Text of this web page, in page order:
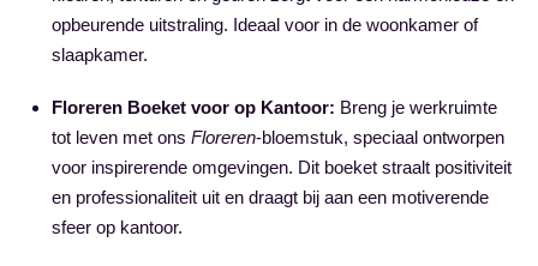
opbeurende uitstraling. Ideaal voor in de woonkamer of
slaapkamer.
Floreren Boeket voor op Kantoor: Breng je werkruimte
tot leven met onsFloreren-bloemstuk, speciaal ontworpen
voor inspirerende omgevingen. Dit boeket straalt positiviteit
en professionaliteit uit en draagt bij aan een motiverende
sfeer op kantoor.